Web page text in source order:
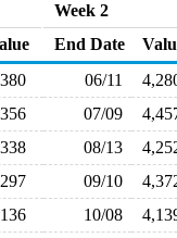
Week 2
End Date
06/11
07/09
08/13
09/10
10/08